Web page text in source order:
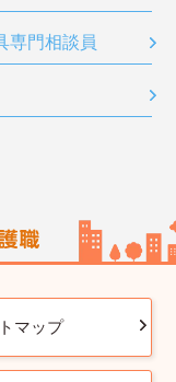
専門相談員
マップ